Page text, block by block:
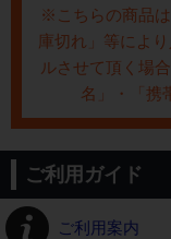
※こちらの商品
庫切れ」等によ
ルさせて頂く場
名」・「携
ご利用ガイド
ご利用案内